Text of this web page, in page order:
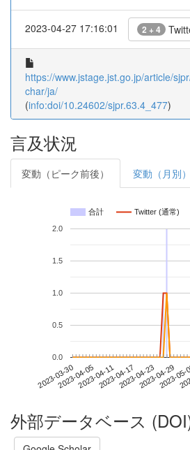
2023-04-27 17:16:01 2 + 4
https://www.jstage.jst.go.jp/article/
char/ja/
(info:doi/10.24602/sjpr.63.4_477)
言及状況
変動（ピーク前後） 変動（月別）
合計 Twitter (通常)
2023-03-302023-04-052023-04-112023-04-172023-04-232023-04-29
2023-
0.0
0.5
1.0
1.5
2.0
外部データベース